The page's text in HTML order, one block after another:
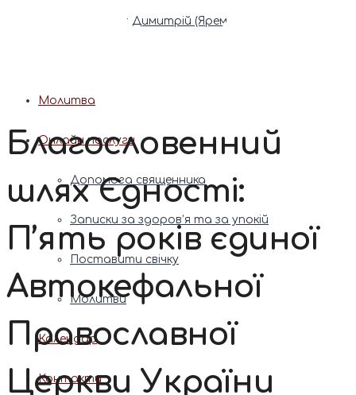
Патріарх Димитрій (Ярема)
Молитва
Онлайн послуги
Допомога священника
Записки за здоров’я та за упокій
Поставити свічку
Молитви
Календар
Контакти
Благословенний
шлях Єдності:
П’ять років єдиної
Автокефальної
Православної
Церкви України